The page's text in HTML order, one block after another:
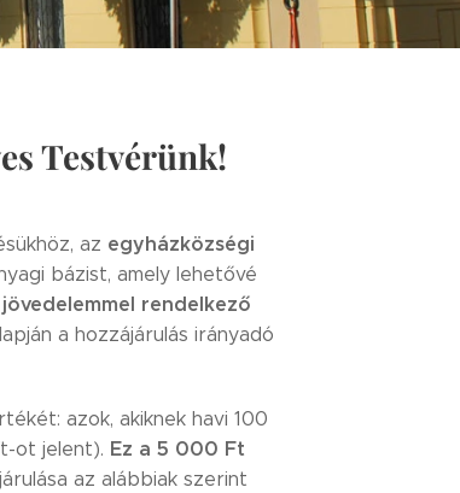
Testvérünk!
az egyházközségi
bázist, amely lehetővé
rendelkező
a hozzájárulás irányadó
azok, akiknek havi 100
ot jelent). Ez a 5 000 Ft
az alábbiak szerint